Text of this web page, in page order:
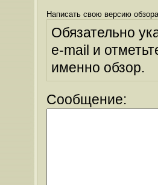
Написать свою версию
Обязательно
e-mail и
именно обзор.
Сообщение: